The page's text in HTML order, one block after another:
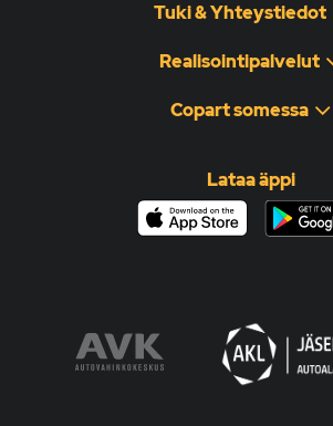
Tuki & Yhteystiedot
Realisointipalvelut
Copart somessa
Lataa äppi